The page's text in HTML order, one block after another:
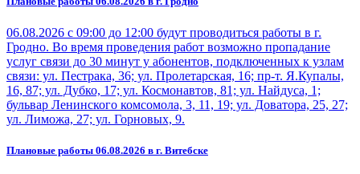
06.08.2026 с 09:00 до 12:00 будут проводиться работы в г.
Гродно. Во время проведения работ возможно пропадание
услуг связи до 30 минут у абонентов, подключенных к узлам
связи: ул. Пестрака, 36; ул. Пролетарская, 16; пр-т. Я.Купалы,
16, 87; ул. Дубко, 17; ул. Космонавтов, 81; ул. Найдуса, 1;
бульвар Ленинского комсомола, 3, 11, 19; ул. Доватора, 25, 27;
ул. Лиможа, 27; ул. Горновых, 9.
Плановые работы 06.08.2026 в г. Витебске